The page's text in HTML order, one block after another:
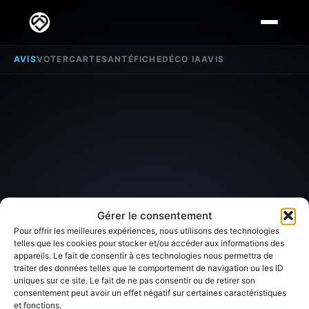
Gérer le consentement
Pour offrir les meilleures expériences, nous utilisons des technologies
telles que les cookies pour stocker et/ou accéder aux informations des
appareils. Le fait de consentir à ces technologies nous permettra de
traiter des données telles que le comportement de navigation ou les ID
uniques sur ce site. Le fait de ne pas consentir ou de retirer son
consentement peut avoir un effet négatif sur certaines caractéristiques
et fonctions.
AVISVOTERCARTESANTÉFICHEDÉCO IAAVIS
SECTEUR D'INTÉRÊT
Avis surLa Villeneuve les